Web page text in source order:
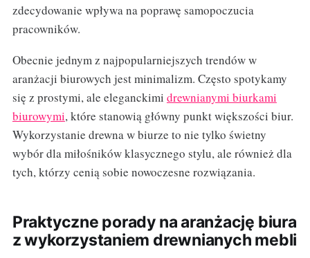
zdecydowanie wpływa na poprawę samopoczucia
pracowników.
Obecnie jednym z najpopularniejszych trendów w
aranżacji biurowych jest minimalizm. Często spotykamy
się z prostymi, ale eleganckimi drewnianymi biurkami
biurowymi, które stanowią główny punkt większości biur.
Wykorzystanie drewna w biurze to nie tylko świetny
wybór dla miłośników klasycznego stylu, ale również dla
tych, którzy cenią sobie nowoczesne rozwiązania.
Praktyczne porady na aranżację biura
z wykorzystaniem drewnianych mebli